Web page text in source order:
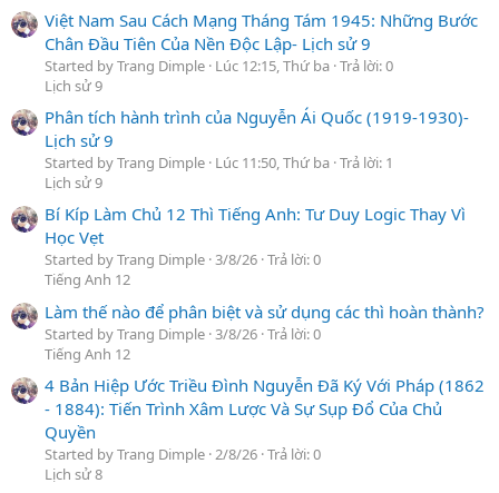
Việt Nam Sau Cách Mạng Tháng Tám 1945: Những Bước
Chân Đầu Tiên Của Nền Độc Lập- Lịch sử 9
Started by Trang Dimple Lúc 12:15, Thứ ba Trả lời: 0
Lịch sử 9
Phân tích hành trình của Nguyễn Ái Quốc (1919-1930)-
Lịch sử 9
Started by Trang Dimple Lúc 11:50, Thứ ba Trả lời: 1
Lịch sử 9
Bí Kíp Làm Chủ 12 Thì Tiếng Anh: Tư Duy Logic Thay Vì
Học Vẹt
Started by Trang Dimple 3/8/26 Trả lời: 0
Tiếng Anh 12
Làm thế nào để phân biệt và sử dụng các thì hoàn thành?
Started by Trang Dimple 3/8/26 Trả lời: 0
Tiếng Anh 12
4 Bản Hiệp Ước Triều Đình Nguyễn Đã Ký Với Pháp (1862
- 1884): Tiến Trình Xâm Lược Và Sự Sụp Đổ Của Chủ
Quyền
Started by Trang Dimple 2/8/26 Trả lời: 0
Lịch sử 8